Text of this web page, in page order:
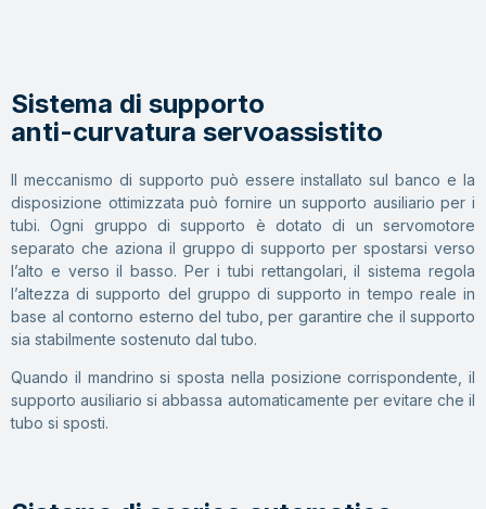
Sistema di supporto
anti-curvatura servoassistito
Il meccanismo di supporto può essere installato sul banco e la
disposizione ottimizzata può fornire un supporto ausiliario per i
tubi. Ogni gruppo di supporto è dotato di un servomotore
separato che aziona il gruppo di supporto per spostarsi verso
l’alto e verso il basso. Per i tubi rettangolari, il sistema regola
l’altezza di supporto del gruppo di supporto in tempo reale in
base al contorno esterno del tubo, per garantire che il supporto
sia stabilmente sostenuto dal tubo.
Quando il mandrino si sposta nella posizione corrispondente, il
supporto ausiliario si abbassa automaticamente per evitare che il
tubo si sposti.